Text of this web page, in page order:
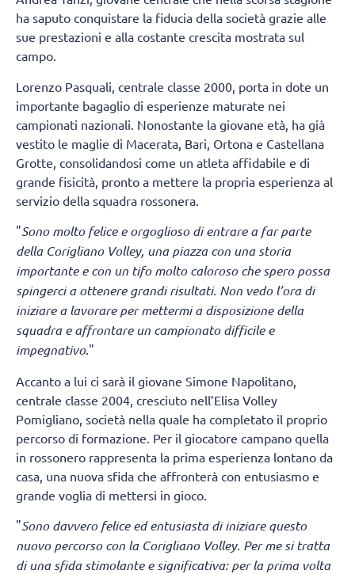
ha saputo conquistare la fiducia della società grazie alle
sue prestazioni e alla costante crescita mostrata sul
campo.
Lorenzo Pasquali, centrale classe 2000, porta in dote un
importante bagaglio di esperienze maturate nei
campionati nazionali. Nonostante la giovane età, ha già
vestito le maglie di Macerata, Bari, Ortona e Castellana
Grotte, consolidandosi come un atleta affidabile e di
grande fisicità, pronto a mettere la propria esperienza al
servizio della squadra rossonera.
"Sono molto felice e orgoglioso di entrare a far parte
della Corigliano Volley, una piazza con una storia
importante e con un tifo molto caloroso che spero possa
spingerci a ottenere grandi risultati. Non vedo l’ora di
iniziare a lavorare per mettermi a disposizione della
squadra e affrontare un campionato difficile e
impegnativo."
Accanto a lui ci sarà il giovane Simone Napolitano,
centrale classe 2004, cresciuto nell’Elisa Volley
Pomigliano, società nella quale ha completato il proprio
percorso di formazione. Per il giocatore campano quella
in rossonero rappresenta la prima esperienza lontano da
casa, una nuova sfida che affronterà con entusiasmo e
grande voglia di mettersi in gioco.
"Sono davvero felice ed entusiasta di iniziare questo
nuovo percorso con la Corigliano Volley. Per me si tratta
di una sfida stimolante e significativa: per la prima volta